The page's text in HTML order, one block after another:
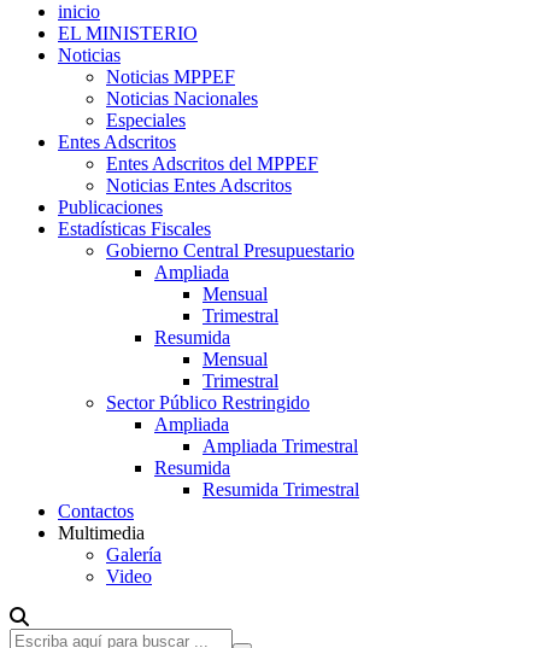
inicio
EL MINISTERIO
Noticias
Noticias MPPEF
Noticias Nacionales
Especiales
Entes Adscritos
Entes Adscritos del MPPEF
Noticias Entes Adscritos
Publicaciones
Estadísticas Fiscales
Gobierno Central Presupuestario
Ampliada
Mensual
Trimestral
Resumida
Mensual
Trimestral
Sector Público Restringido
Ampliada
Ampliada Trimestral
Resumida
Resumida Trimestral
Contactos
Multimedia
Galería
Video